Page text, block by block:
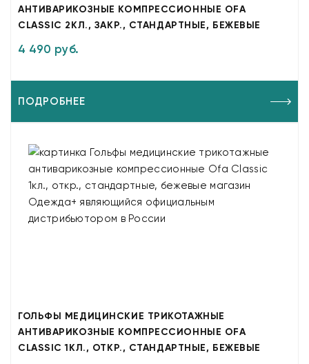
АНТИВАРИКОЗНЫЕ КОМПРЕССИОННЫЕ OFA
CLASSIC 2КЛ., ЗАКР., СТАНДАРТНЫЕ, БЕЖЕВЫЕ
4 490 руб.
ПОДРОБНЕЕ
ГОЛЬФЫ МЕДИЦИНСКИЕ ТРИКОТАЖНЫЕ
АНТИВАРИКОЗНЫЕ КОМПРЕССИОННЫЕ OFA
CLASSIC 1КЛ., ОТКР., СТАНДАРТНЫЕ, БЕЖЕВЫЕ